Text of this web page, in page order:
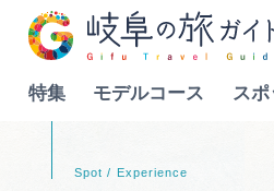
特集 モデルコース ス
Language